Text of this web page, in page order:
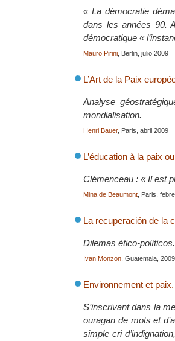
« La démocratie
dans les années 90.
démocratique «
Mauro Pirini , Berlin, julio 2009
L’Art de la Paix
Analyse
mondialisation.
Henri Bauer, Paris, abril 2009
L’éducation à la paix
Clémenceau : « Il est
Mina de Beaumont , Paris,
La recuperación de la
Dilemas ético-políticos.
Ivan Monzon , Guatemala, 2009
Environnement et
S’inscrivant dans la
ouragan de mots et
simple cri